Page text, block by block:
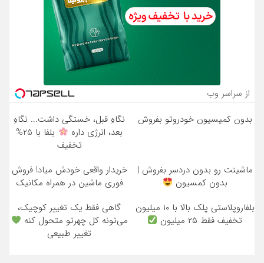
از سراسر وب
بدون کمیسیون خودروتو بفروش
نگاهِ قبل، خستگی داشت... نگاهِ
بعد، انرژی داره
بلفا با 25%
تخفیف
ماشینت رو بدون دردسر بفروش |
بدون کمسیون
خریدار واقعی خودش میاد! فروش
فوری ماشین در همراه مکانیک
بلفاروپلاستی پلک بالا با ۱۰ میلیون
تخفیف فقط ۲۵ میلیون
گاهی فقط یک تغییر کوچیک،
می‌تونه کل چهرتو متحول کنه
تغییر طبیعی